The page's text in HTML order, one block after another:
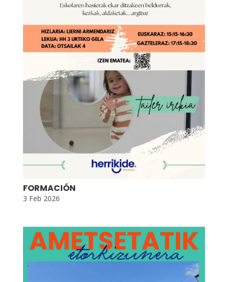
FORMACIÓN
3 Feb 2026